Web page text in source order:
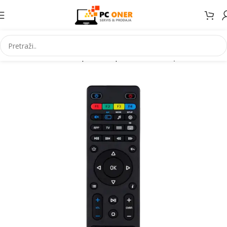
Elektronika Televizori i prateca oprema Ostala oprema za TV